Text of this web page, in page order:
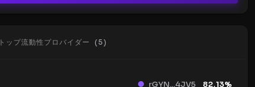
トップ流動性プロバイダー ( 5)
rGYN...4JV5 82.13%